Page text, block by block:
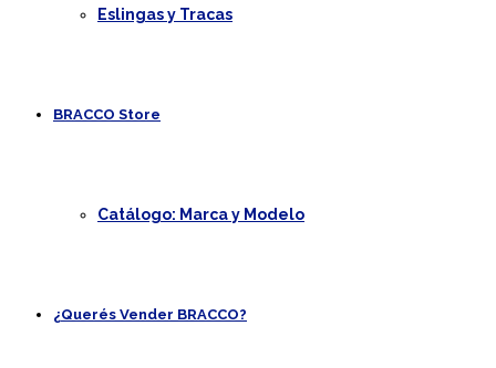
Eslingas y Tracas
BRACCO Store
Catálogo: Marca y Modelo
¿Querés Vender BRACCO?